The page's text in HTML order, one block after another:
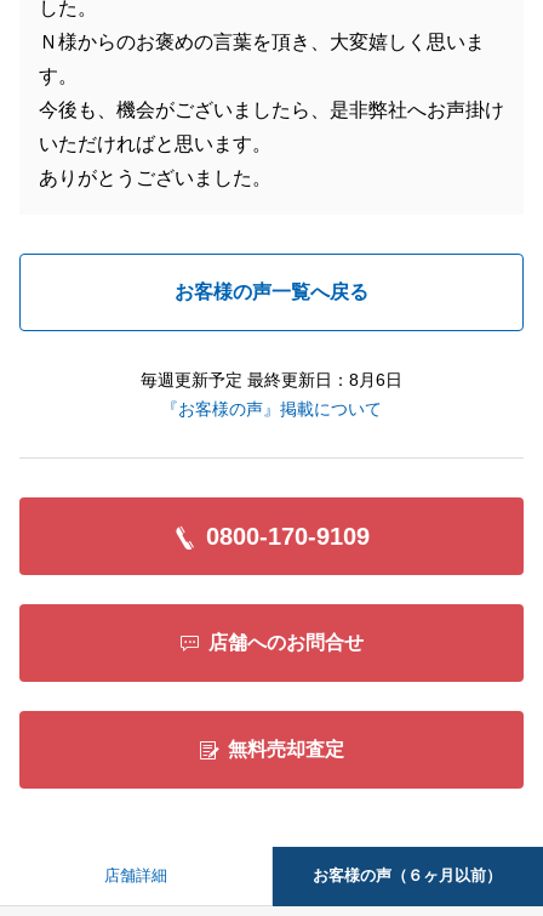
した。
Ｎ様からのお褒めの言葉を頂き、大変嬉しく思いま
す。
今後も、機会がございましたら、是非弊社へお声掛け
いただければと思います。
ありがとうございました。
お客様の声一覧へ戻る
毎週更新予定 最終更新日：8月6日
『お客様の声』掲載について
0800-170-9109
店舗へのお問合せ
無料売却査定
店舗詳細 お客様の声（６ヶ月以前）